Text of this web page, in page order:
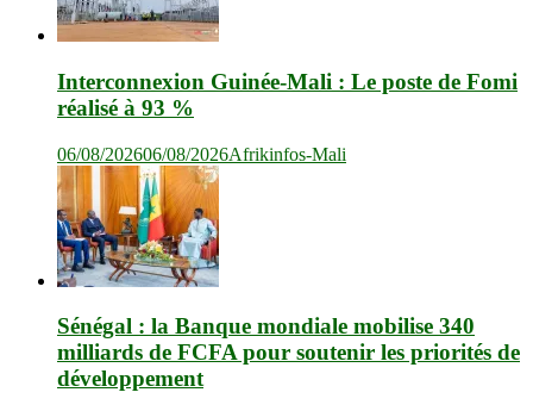
Interconnexion Guinée-Mali : Le poste de Fomi
réalisé à 93 %
06/08/202606/08/2026Afrikinfos-Mali
Sénégal : la Banque mondiale mobilise 340
milliards de FCFA pour soutenir les priorités de
développement